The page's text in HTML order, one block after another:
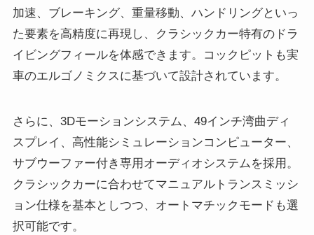
加速、ブレーキング、重量移動、ハンドリングといっ
た要素を高精度に再現し、クラシックカー特有のドラ
イビングフィールを体感できます。コックピットも実
車のエルゴノミクスに基づいて設計されています。
さらに、3Dモーションシステム、49インチ湾曲ディ
スプレイ、高性能シミュレーションコンピューター、
サブウーファー付き専用オーディオシステムを採用。
クラシックカーに合わせてマニュアルトランスミッシ
ョン仕様を基本としつつ、オートマチックモードも選
択可能です。